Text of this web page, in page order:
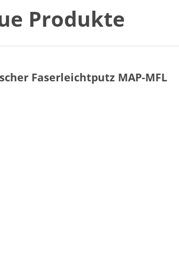
Produkte
Faserleichtputz MAP-MFL